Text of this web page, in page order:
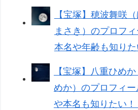
【宝塚】穂波舞咲（
まさき）のプロフィ
本名や年齢も知りた
【宝塚】八重ひめ
めか）のプロフィ
や本名も知りたい